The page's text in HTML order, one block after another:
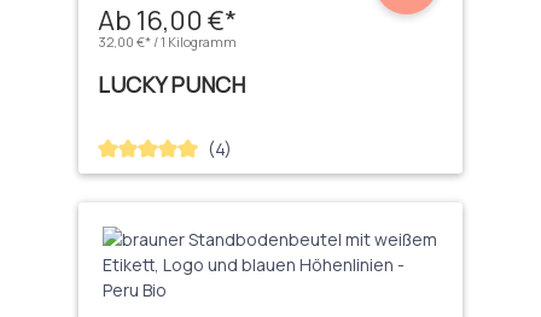
Ab 16,00 €*
32,00 €* / 1 Kilogramm
LUCKY PUNCH
Durchschnittliche Bewertung von 5 von 5 Sternen
(4)